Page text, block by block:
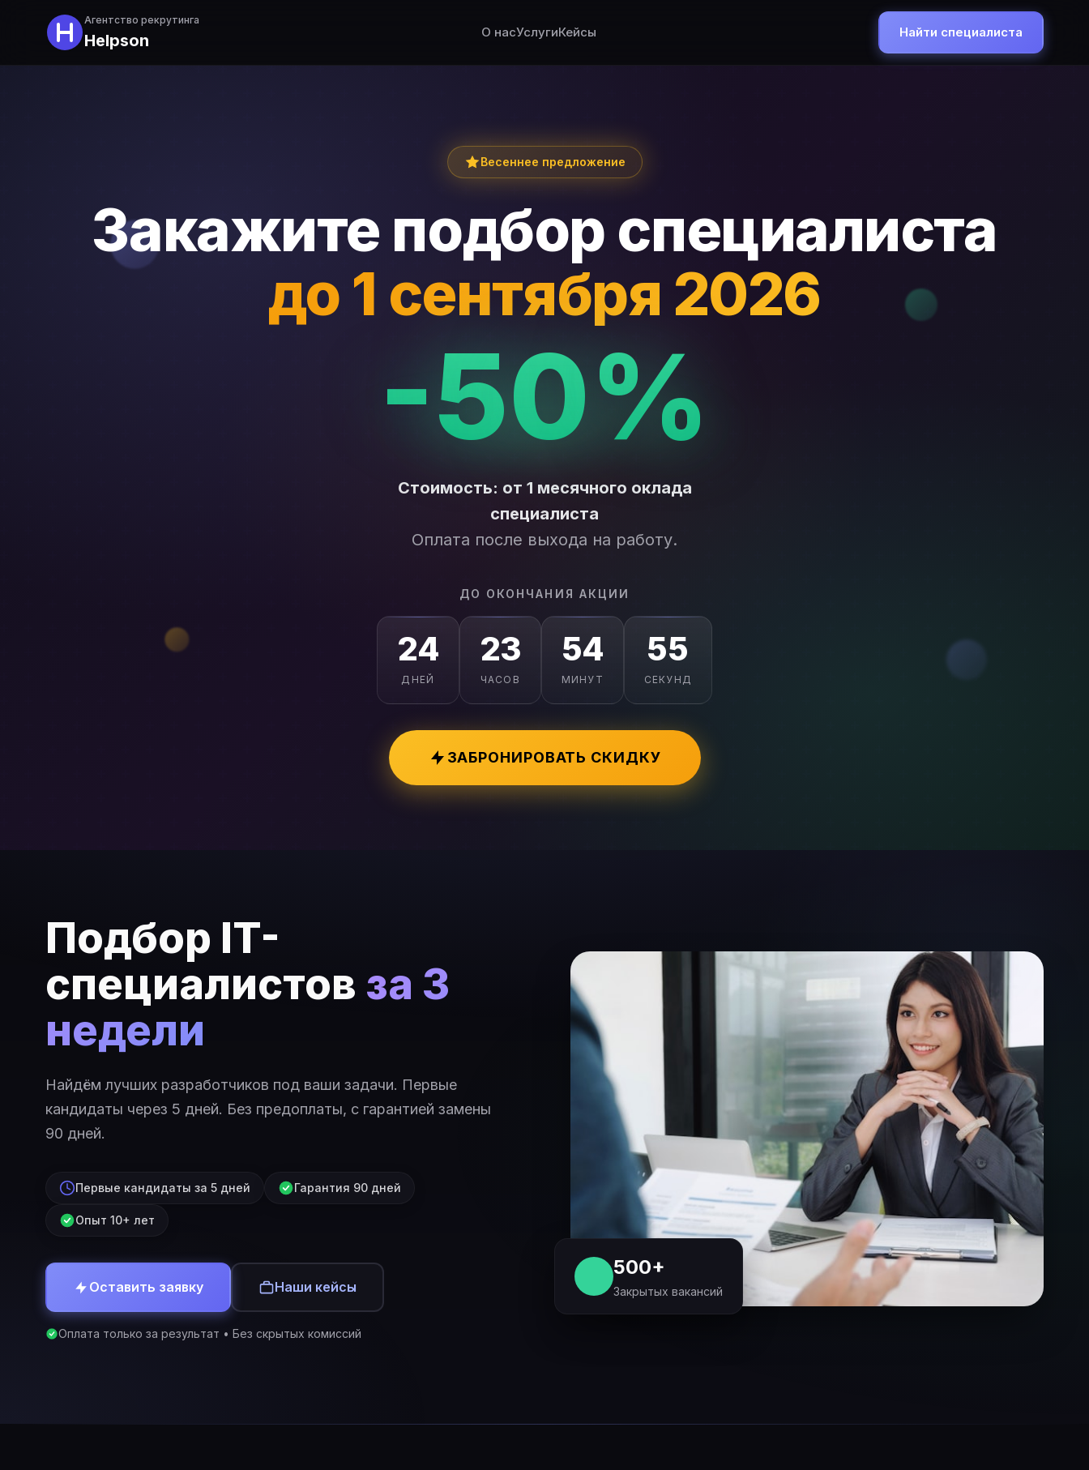
Агентство рекрутинга
Helpson О насУслугиКейсы Найти специалиста
Весеннее предложение
Закажите подбор специалиста
до 1 сентября 2026
-50%
Стоимость: от 1 месячного оклада
специалиста
Оплата после выхода на работу.
ДО ОКОНЧАНИЯ АКЦИИ
24
ДНЕЙ
23
ЧАСОВ
54
МИНУТ
53
СЕКУНД
ЗАБРОНИРОВАТЬ СКИДКУ
Подбор IT-
специалистов за 3
недели
Найдём лучших разработчиков под ваши задачи. Первые
кандидаты через 5 дней. Без предоплаты, с гарантией замены
90 дней.
Первые кандидаты за 5 дней Гарантия 90 дней
Опыт 10+ лет
Оставить заявку Наши кейсы
Оплата только за результат • Без скрытых комиссий
500+
Закрытых вакансий